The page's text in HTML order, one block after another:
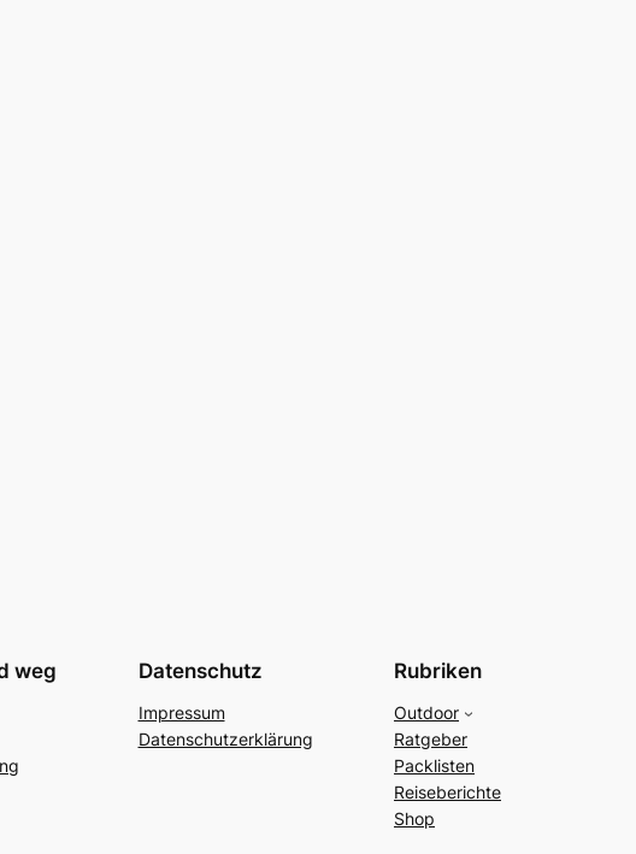
weg Datenschutz
Impressum
Datenschutzerklärung
Rubriken
Outdoor
Ratgeber
Packlisten
Reiseberichte
Shop